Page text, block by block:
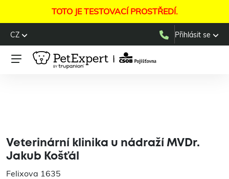
TOTO JE TESTOVACÍ PROSTŘEDÍ.
CZ Přihlásit se
Veterinární klinika u nádraží MVDr.
Jakub Košťál
Felixova 1635